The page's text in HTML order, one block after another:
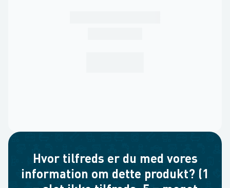
Hvor tilfreds er du med vores
information om dette produkt? (1